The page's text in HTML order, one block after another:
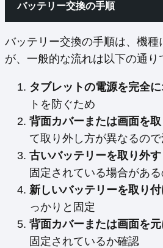
バッテリー交換の手順
バッテリー交換の手順は、機種
が、一般的な流れは以下の通り
タブレットの電源を完全
トを防ぐため
背面カバーまたは画面を
て取り外し方が異なるの
古いバッテリーを取り外す
固定されている場合があ
新しいバッテリーを取り
っかりと固定
背面カバーまたは画面を
固定されているか確認